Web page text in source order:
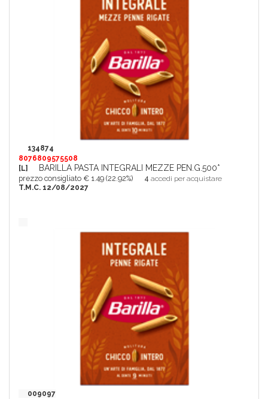
134874
8076809575508
[L]
BARILLA PASTA INTEGRALI MEZZE PEN.G.500*
prezzo consigliato € 1.49 (22.92%) 4 accedi per acquistare
T.M.C. 12/08/2027
009097